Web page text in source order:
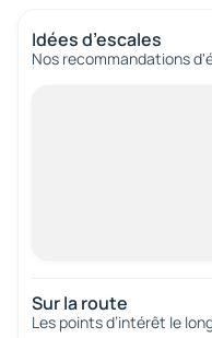
Idées d’escales
Nos recommandations
Sur la route
Les points d’intérêt le